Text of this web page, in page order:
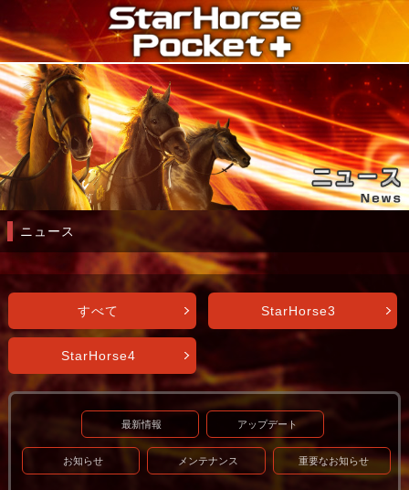
ニュース
すべて StarHorse3
StarHorse4
最新情報 アップデート
お知らせ メンテナンス 重要なお知らせ